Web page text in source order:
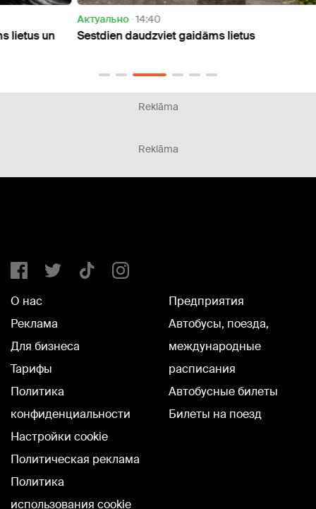
Актуально 14:40
Sestdien daudzviet gaidāms lietus
Reklāma
Reklāma
О нас
Реклама
Для бизнеса
Тарифы
Политика
конфиденциальности
Настройки cookie
Политическая реклама
Политика
использования cookie
Предприятия
Автобусы, поезда,
международные
расписания
Автобусные билеты
Билеты на поезд